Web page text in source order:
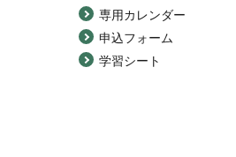
専用カレンダー
申込フォーム
学習シート